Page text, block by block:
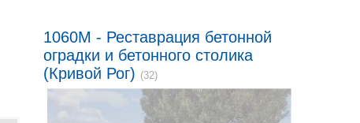
1060M - Реставрация бетонной
оградки и бетонного столика
(Кривой Рог) (32)